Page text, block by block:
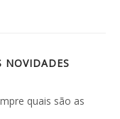
NOVIDADES
quais são as